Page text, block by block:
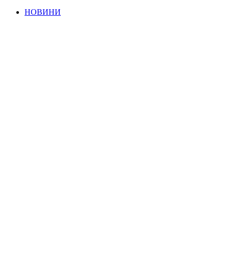
НОВИНИ